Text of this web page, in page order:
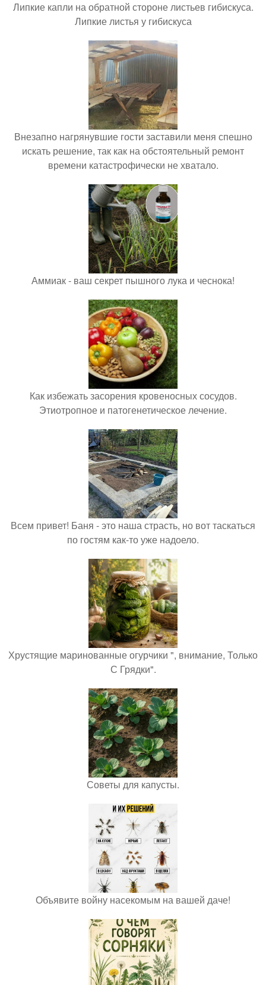
Липкие капли на обратной стороне листьев гибискуса.
Липкие листья у гибискуса
Внезапно нагрянувшие гости заставили меня спешно
искать решение, так как на обстоятельный ремонт
времени катастрофически не хватало.
Аммиак - ваш секрет пышного лука и чеснока!
Как избежать засорения кровеносных сосудов.
Этиотропное и патогенетическое лечение.
Всем привет! Баня - это наша страсть, но вот таскаться
по гостям как-то уже надоело.
Хрустящие маринованные огурчики ", внимание, Только
С Грядки".
Советы для капусты.
Объявите войну насекомым на вашей даче!